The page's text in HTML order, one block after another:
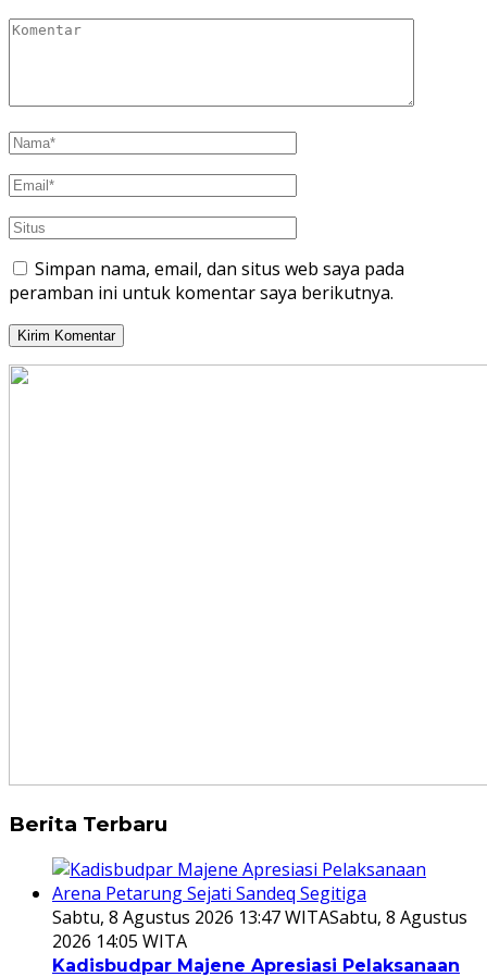
Simpan nama, email, dan situs web saya pada
peramban ini untuk komentar saya berikutnya.
Berita Terbaru
Sabtu, 8 Agustus 2026 13:47 WITASabtu, 8 Agustus
2026 14:05 WITA
Kadisbudpar Majene Apresiasi Pelaksanaan